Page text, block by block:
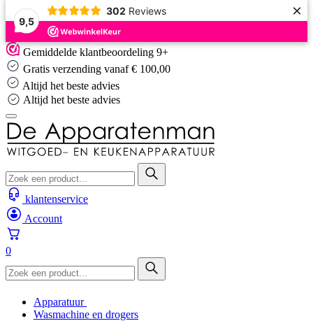
9,5
302 Reviews ×
Skip
to
content
Gemiddelde klantbeoordeling 9+
Gratis verzending vanaf € 100,00
Altijd het beste advies
Altijd het beste advies
klantenservice
Account
0
Apparatuur
Wasmachine en drogers